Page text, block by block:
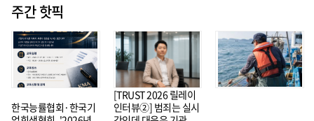
주간 핫픽
한국능률협회·한국기
[TRUST 2026 릴레이
인터뷰②] 범죄는 실시